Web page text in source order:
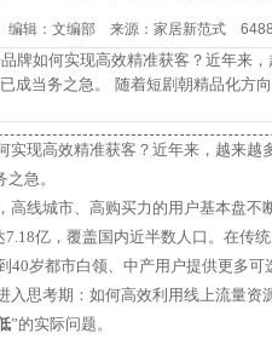
辑：文编部 来源：家居新范式
如何实现高效精准获客？近年来，
已成当务之急。 随着短剧朝精品化方
实现高效精准获客？近年来，越来越
急。
高线城市、高购买力的用户基本盘不
亿，覆盖国内近半数人口。在传
40岁都市白领、中产用户提供更多可
入思考期：如何高效利用线上流量资
”的实际问题。